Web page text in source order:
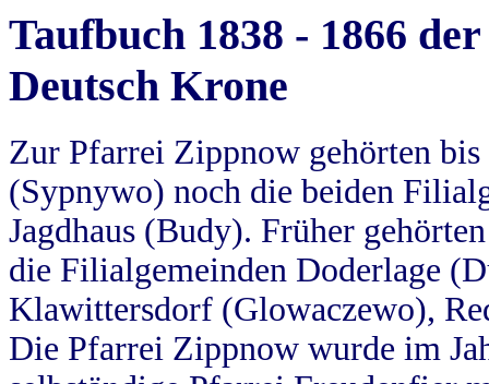
Taufbuch 1838 - 1866
Deutsch Krone
Zur Pfarrei Zippnow gehörten
(Sypnywo) noch die beiden
Jagdhaus (Budy). Früher
die Filialgemeinden Doderlage
Klawittersdorf (Glowaczewo),
Die Pfarrei Zippnow wurde im